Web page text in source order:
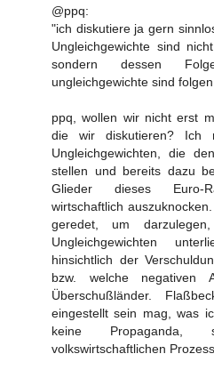
@ppq:
"ich diskutiere ja gern
Ungleichgewichte sind
sondern dessen
ungleichgewichte sind
ppq, wollen wir nicht erst
die wir diskutieren? Ich
Ungleichgewichten, die
stellen und bereits dazu
Glieder dieses Euro-
wirtschaftlich
geredet, um
Ungleichgewichten
hinsichtlich der
bzw. welche negativen
Überschußländer.
eingestellt sein mag, was
keine Propaganda,
volkswirtschaftlichen